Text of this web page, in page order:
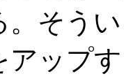
。そう
アップ